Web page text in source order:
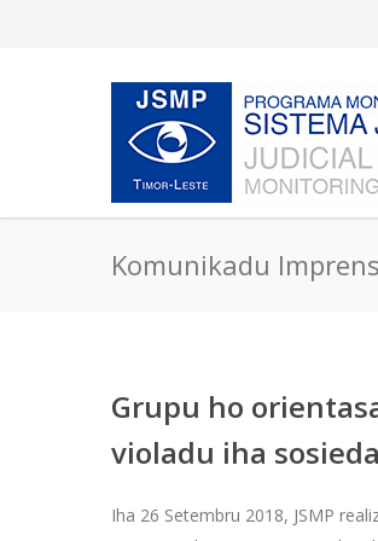
Komunikadu
Grupu ho
violadu iha
Iha 26 Setembru 2018, JSMP